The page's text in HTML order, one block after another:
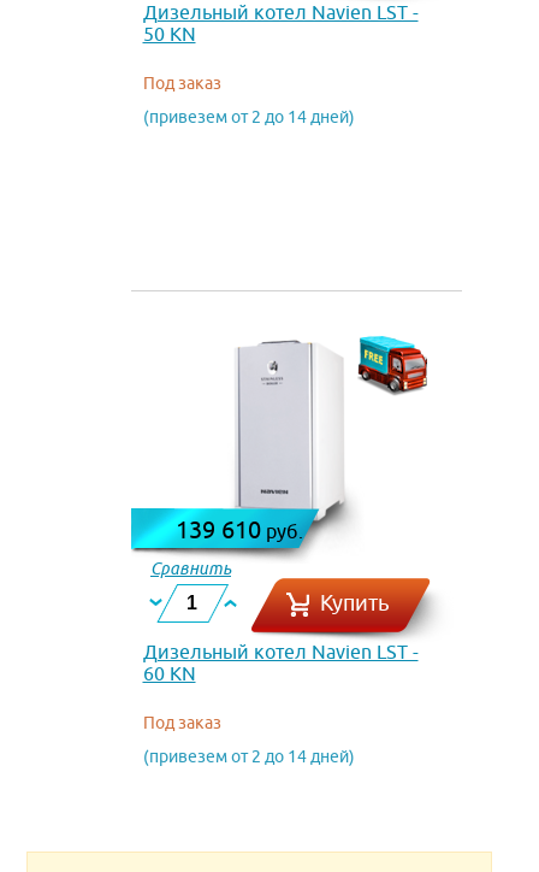
Дизельный котел Navien LST -
50 KN
Под заказ
(привезем от 2 до 14 дней)
139 610 руб.
Сравнить
Купить
Дизельный котел Navien LST -
60 KN
Под заказ
(привезем от 2 до 14 дней)